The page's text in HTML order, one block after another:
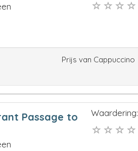
Prijs van Cappuccino
Passage to
Waardering: